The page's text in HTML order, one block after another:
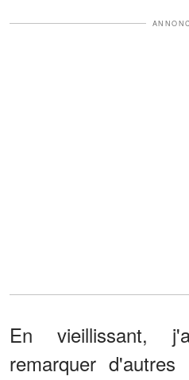
En vieillissant,
remarquer